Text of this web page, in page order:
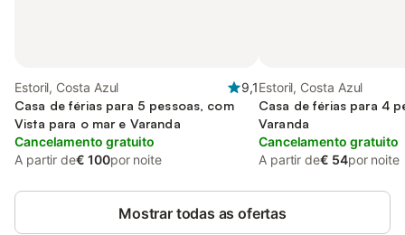
Estoril, Costa Azul
9,1
Casa de férias para 5 pessoas, com
Vista para o mar e Varanda
Cancelamento gratuito
A partir de€ 100por noite
Estoril, Costa Azul
Casa de férias para 4
Varanda
Cancelamento gratuito
A partir de€ 54por noite
Mostrar todas as ofertas